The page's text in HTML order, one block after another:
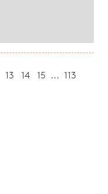
13 14 15 ... 113